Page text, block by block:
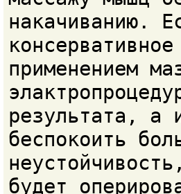
накачиванию.
применением
результата, а
беспокоить
будет